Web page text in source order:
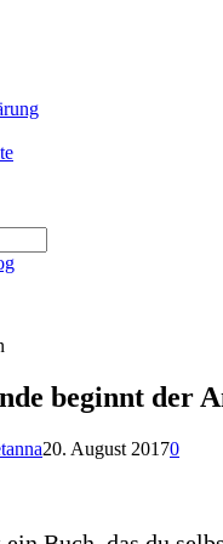
beginnt der
20. August 20170